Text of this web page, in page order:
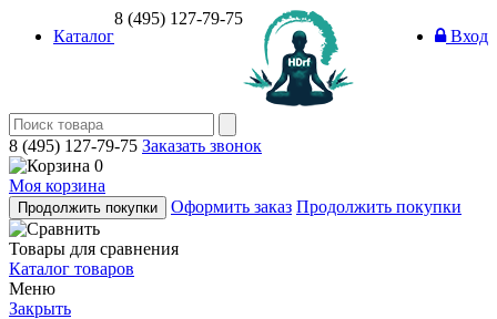
Каталог
8 (495) 127-79-75
Вход
8 (495) 127-79-75 Заказать звонок
0
Моя корзина
Продолжить покупки Оформить заказ Продолжить покупки
Товары для сравнения
Каталог товаров
Меню
Закрыть